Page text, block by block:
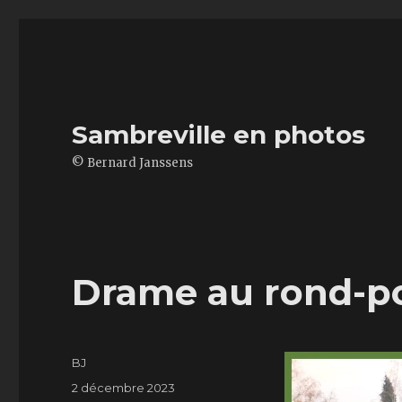
Sambreville en photos
© Bernard Janssens
Drame au rond-
Auteur
BJ
Publié
2 décembre 2023